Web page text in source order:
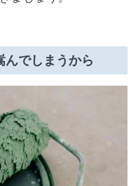
んでしまうから